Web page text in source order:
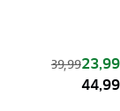
39,9923,99
44,99